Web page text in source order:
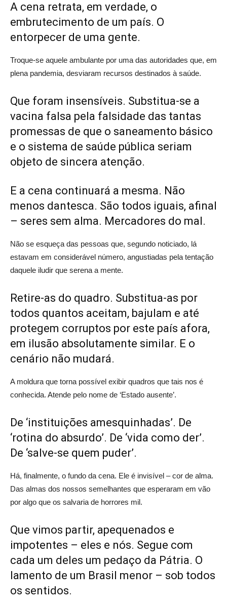
A cena retrata, em verdade, o
embrutecimento de um país. O
entorpecer de uma gente.
Troque-se aquele ambulante por uma das autoridades que, em
plena pandemia, desviaram recursos destinados à saúde.
Que foram insensíveis. Substitua-se a
vacina falsa pela falsidade das tantas
promessas de que o saneamento básico
e o sistema de saúde pública seriam
objeto de sincera atenção.
E a cena continuará a mesma. Não
menos dantesca. São todos iguais, afinal
– seres sem alma. Mercadores do mal.
Não se esqueça das pessoas que, segundo noticiado, lá
estavam em considerável número, angustiadas pela tentação
daquele iludir que serena a mente.
Retire-as do quadro. Substitua-as por
todos quantos aceitam, bajulam e até
protegem corruptos por este país afora,
em ilusão absolutamente similar. E o
cenário não mudará.
A moldura que torna possível exibir quadros que tais nos é
conhecida. Atende pelo nome de ‘Estado ausente’.
De ‘instituições amesquinhadas’. De
‘rotina do absurdo’. De ‘vida como der’.
De ‘salve-se quem puder’.
Há, finalmente, o fundo da cena. Ele é invisível – cor de alma.
Das almas dos nossos semelhantes que esperaram em vão
por algo que os salvaria de horrores mil.
Que vimos partir, apequenados e
impotentes – eles e nós. Segue com
cada um deles um pedaço da Pátria. O
lamento de um Brasil menor – sob todos
os sentidos.